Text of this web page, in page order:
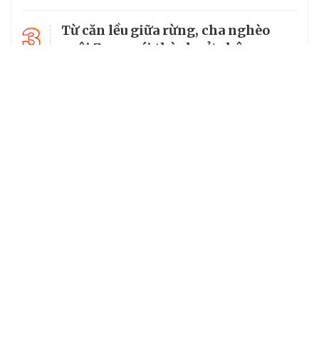
3
Từ căn lều giữa rừng, cha nghèo
nuôi 7 con gái thành cử nhân